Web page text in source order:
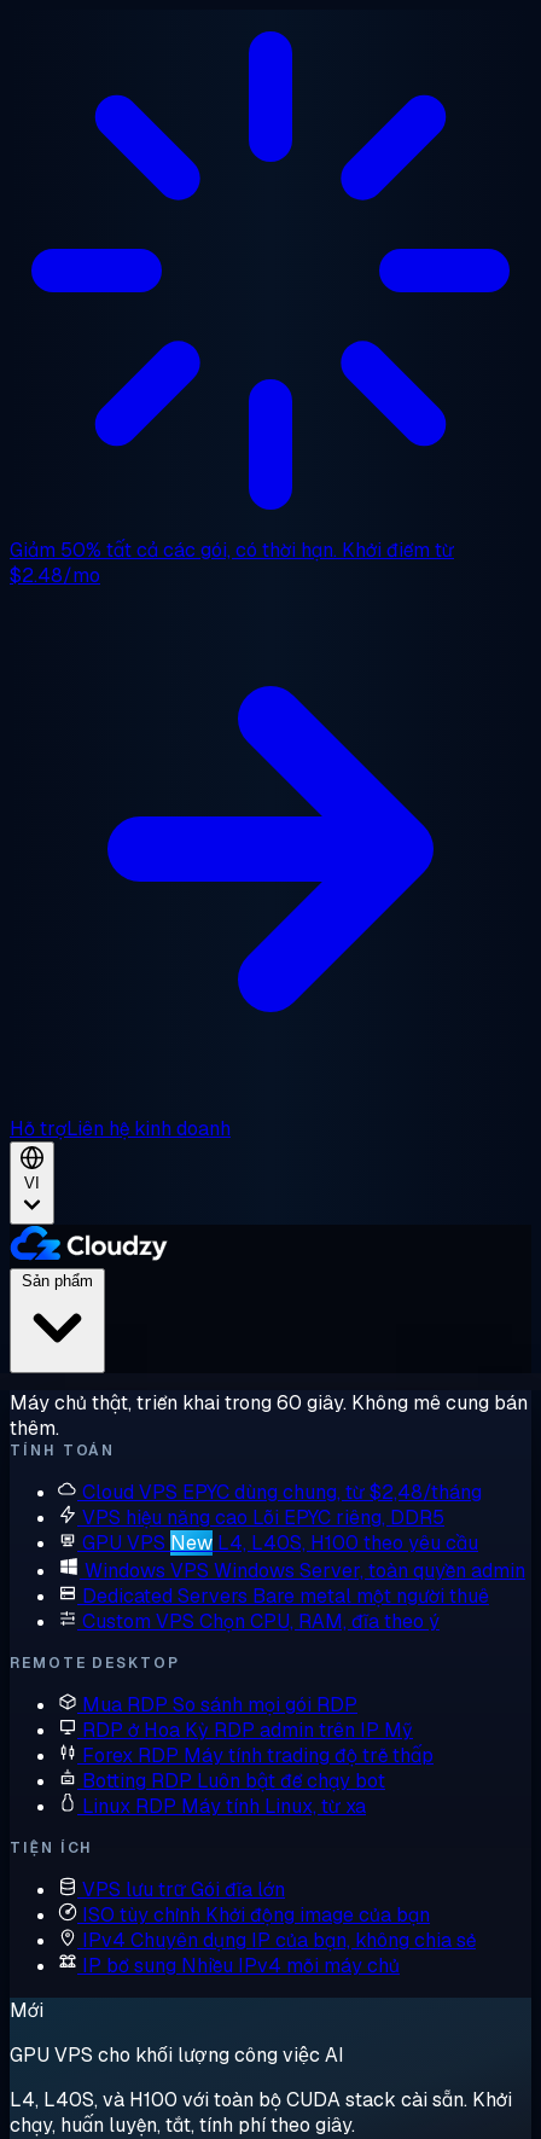
Giảm 50% tất cả các gói, có thời hạn. Khởi điểm từ
$2.48/mo
Hỗ trợLiên hệ kinh doanh
VI
Máy chủ thật, triển khai trong 60 giây. Không mê cung bán
thêm.
TÍNH TOÁN
Cloud VPS EPYC dùng chung, từ $2,48/tháng
VPS hiệu năng cao Lõi EPYC riêng, DDR5
GPU VPS New L4, L40S, H100 theo yêu cầu
Windows VPS Windows Server, toàn quyền admin
Dedicated Servers Bare metal một người thuê
Custom VPS Chọn CPU, RAM, đĩa theo ý
REMOTE DESKTOP
Mua RDP So sánh mọi gói RDP
RDP ở Hoa Kỳ RDP admin trên IP Mỹ
Forex RDP Máy tính trading độ trễ thấp
Botting RDP Luôn bật để chạy bot
Linux RDP Máy tính Linux, từ xa
TIỆN ÍCH
VPS lưu trữGói đĩa lớn
ISO tùy chỉnh Khởi động image của bạn
IPv4 Chuyên dụng IP của bạn, không chia sẻ
IP bổ sung Nhiều IPv4 mỗi máy chủ
Mới
GPU VPS cho khối lượng công việc AI
L4, L40S, và H100 với toàn bộ CUDA stack cài sẵn. Khởi
chạy, huấn luyện, tắt, tính phí theo giây.